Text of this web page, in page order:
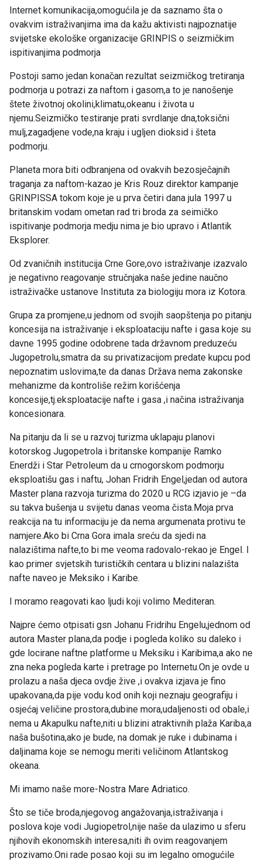
Internet komunikacija,omogućila je da saznamo šta o
ovakvim istraživanjima ima da kažu aktivisti najpoznatije
svijetske ekološke organizacije GRINPIS o seizmičkim
ispitivanjima podmorja
Postoji samo jedan konačan rezultat seizmičkog tretiranja
podmorja u potrazi za naftom i gasom,a to je nanošenje
štete životnoj okolini,klimatu,okeanu i života u
njemu.Seizmičko testiranje prati svrdlanje dna,toksični
mulj,zagadjene vode,na kraju i ugljen dioksid i šteta
podmorju.
Planeta mora biti odbranjena od ovakvih bezosječajnih
traganja za naftom-kazao je Kris Rouz direktor kampanje
GRINPISSA tokom koje je u prva četiri dana jula 1997 u
britanskim vodam ometan rad tri broda za seimičko
ispitivanje podmorja medju nima je bio upravo i Atlantik
Eksplorer.
Od zvaničnih institucija Crne Gore,ovo istraživanje izazvalo
je negativno reagovanje stručnjaka naše jedine naučno
istraživačke ustanove Instituta za biologiju mora iz Kotora.
Grupa za promjene,u jednom od svojih saopštenja po pitanju
koncesija na istraživanje i eksploataciju nafte i gasa koje su
davne 1995 godine odobrene tada državnom preduzeću
Jugopetrolu,smatra da su privatizacijom predate kupcu pod
nepoznatim uslovima,te da danas Država nema zakonske
mehanizme da kontroliše režim korišćenja
koncesije,tj.eksploatacije nafte i gasa ,i načina istraživanja
koncesionara.
Na pitanju da li se u razvoj turizma uklapaju planovi
kotorskog Jugopetrola i britanske kompanije Ramko
Enerdži i Star Petroleum da u crnogorskom podmorju
eksploatišu gas i naftu, Johan Fridrih Engel,jedan od autora
Master plana razvoja turizma do 2020 u RCG izjavio je –da
su takva bušenja u svijetu danas veoma čista.Moja prva
reakcija na tu informaciju je da nema argumenata protivu te
namjere.Ako bi Crna Gora imala sreću da sjedi na
nalazištima nafte,to bi me veoma radovalo-rekao je Engel. I
kao primer svjetskih turističkih centara u blizini nalazišta
nafte naveo je Meksiko i Karibe.
I moramo reagovati kao ljudi koji volimo Mediteran.
Najpre ćemo otpisati gsn Johanu Fridrihu Engelu,jednom od
autora Master plana,da podje i pogleda koliko su daleko i
gde locirane naftne platforme u Meksiku i Karibima,a ako ne
zna neka pogleda karte i pretrage po Internetu.On je ovde u
prolazu a naša djeca ovdje žive ,i ovakva izjava je fino
upakovana,da pije vodu kod onih koji neznaju geografiju i
osjećaj veličine prostora,dubine mora,udaljenosti od obale,i
nema u Akapulku nafte,niti u blizini atraktivnih plaža Kariba,a
naša bušotina,ako je bude, na domak je ruke i dubinama i
daljinama koje se nemogu meriti veličinom Atlantskog
okeana.
Mi imamo naše more-Nostra Mare Adriatico.
Što se tiče broda,njegovog angažovanja,istraživanja i
poslova koje vodi Jugiopetrol,nije naše da ulazimo u sferu
njihovih ekonomskih interesa,niti ih ovim reagovanjem
prozivamo.Oni rade posao koji su im legalno omogućile